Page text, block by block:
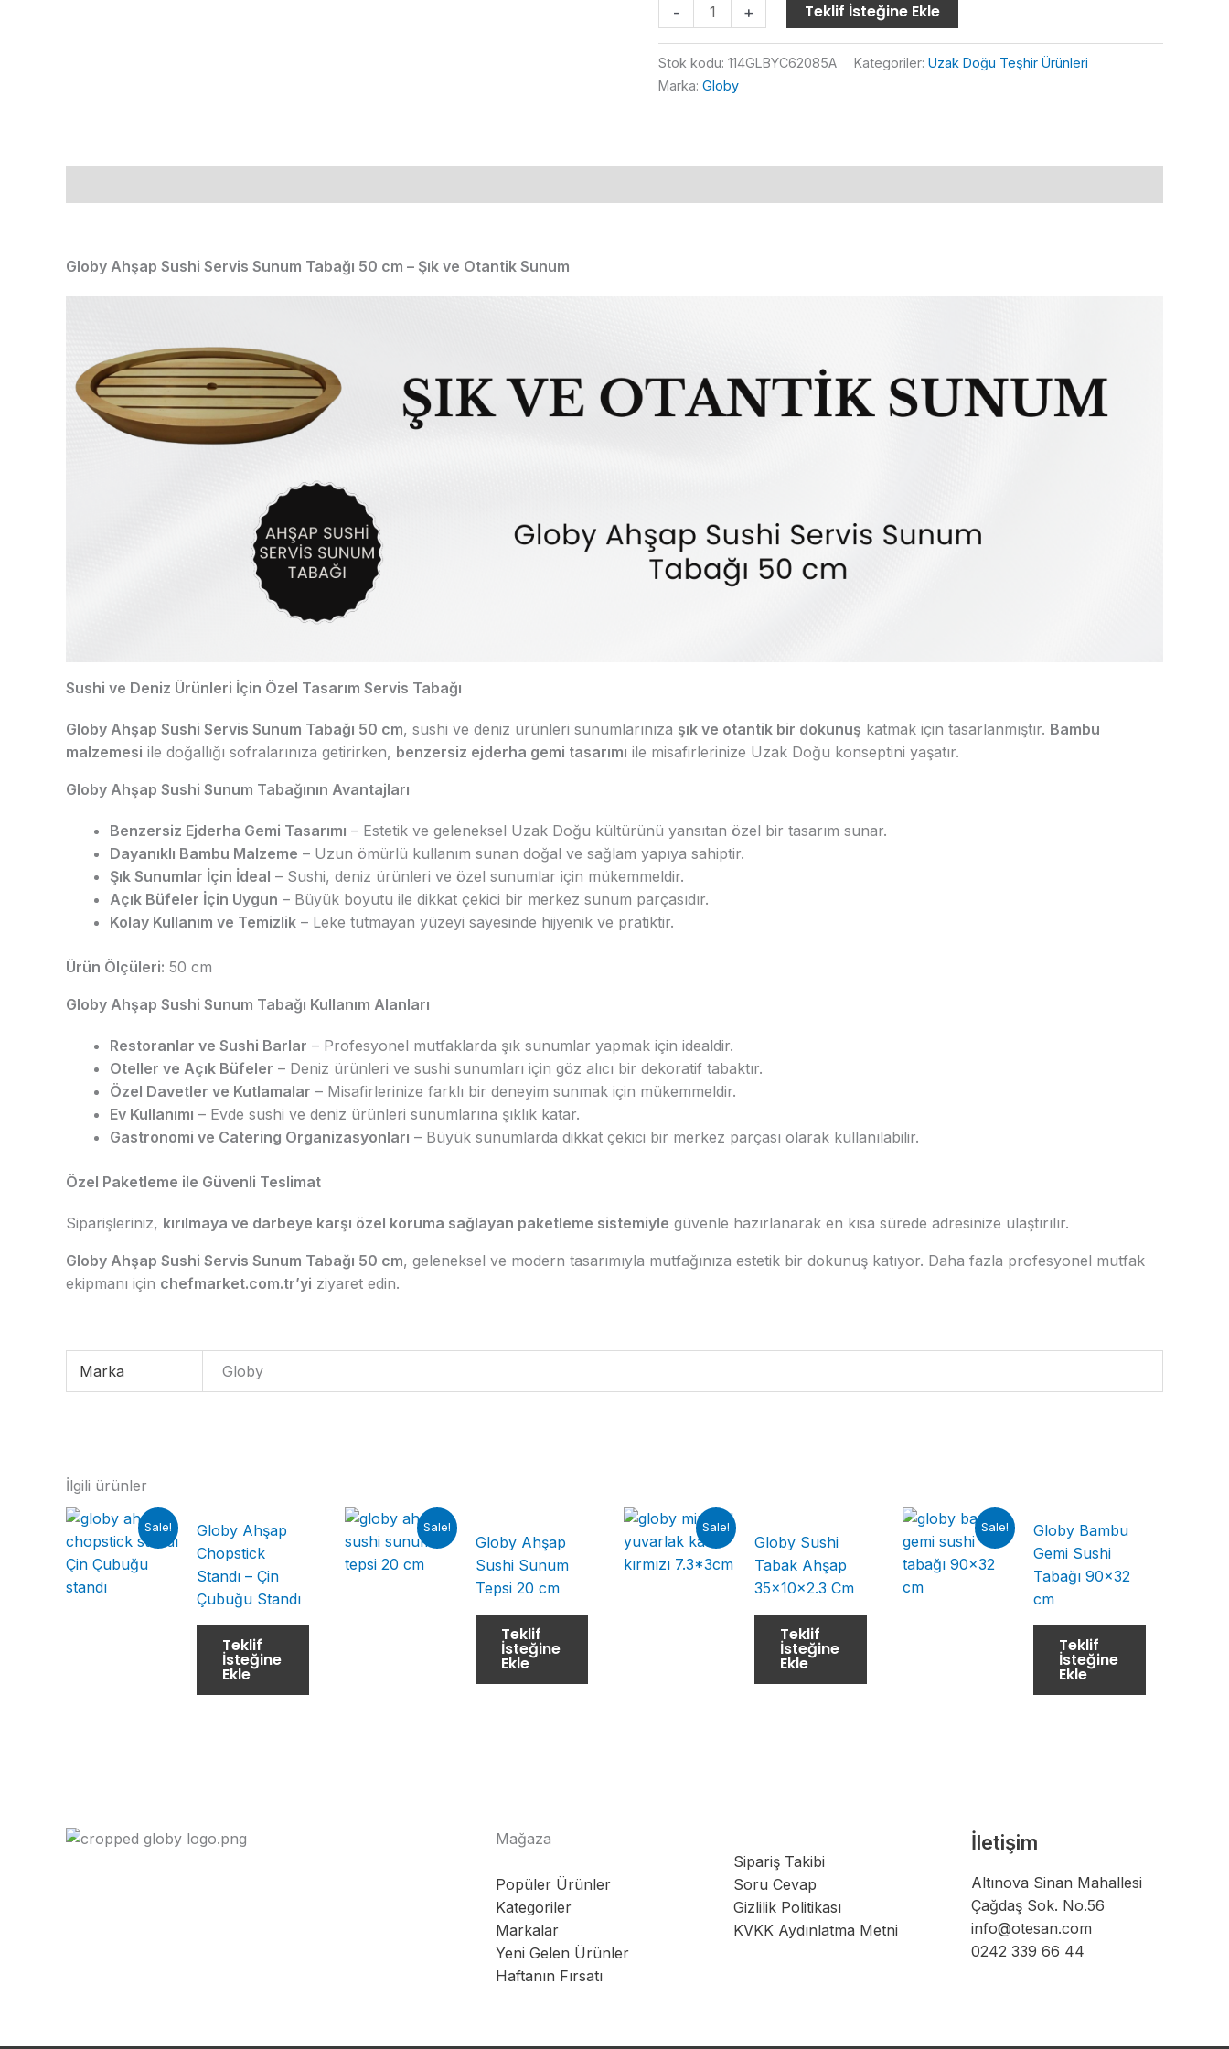
-
Ahşap
Servis
Sunum
cm
+ Teklif İsteğine Ekle
Stok kodu: 114GLBYC62085A Kategoriler: Uzak Doğu Teşhir Ürünleri
Marka: Globy
Globy Ahşap Sushi Servis Sunum Tabağı 50 cm – Şık ve Otantik Sunum
Sushi ve Deniz Ürünleri İçin Özel Tasarım Servis Tabağı
Globy Ahşap Sushi Servis Sunum Tabağı 50 cm, sushi ve deniz ürünleri sunumlarınıza şık ve otantik bir dokunuş katmak için tasarlanmıştır. Bambu
malzemesi ile doğallığı sofralarınıza getirirken, benzersiz ejderha gemi tasarımı ile misafirlerinize Uzak Doğu konseptini yaşatır.
Globy Ahşap Sushi Sunum Tabağının Avantajları
Benzersiz Ejderha Gemi Tasarımı – Estetik ve geleneksel Uzak Doğu kültürünü yansıtan özel bir tasarım sunar.
Dayanıklı Bambu Malzeme – Uzun ömürlü kullanım sunan doğal ve sağlam yapıya sahiptir.
Şık Sunumlar İçin İdeal – Sushi, deniz ürünleri ve özel sunumlar için mükemmeldir.
Açık Büfeler İçin Uygun – Büyük boyutu ile dikkat çekici bir merkez sunum parçasıdır.
Kolay Kullanım ve Temizlik – Leke tutmayan yüzeyi sayesinde hijyenik ve pratiktir.
Ürün Ölçüleri: 50 cm
Globy Ahşap Sushi Sunum Tabağı Kullanım Alanları
Restoranlar ve Sushi Barlar – Profesyonel mutfaklarda şık sunumlar yapmak için idealdir.
Oteller ve Açık Büfeler – Deniz ürünleri ve sushi sunumları için göz alıcı bir dekoratif tabaktır.
Özel Davetler ve Kutlamalar – Misafirlerinize farklı bir deneyim sunmak için mükemmeldir.
Ev Kullanımı – Evde sushi ve deniz ürünleri sunumlarına şıklık katar.
Gastronomi ve Catering Organizasyonları – Büyük sunumlarda dikkat çekici bir merkez parçası olarak kullanılabilir.
Özel Paketleme ile Güvenli Teslimat
Siparişleriniz, kırılmaya ve darbeye karşı özel koruma sağlayan paketleme sistemiyle güvenle hazırlanarak en kısa sürede adresinize ulaştırılır.
Globy Ahşap Sushi Servis Sunum Tabağı 50 cm, geleneksel ve modern tasarımıyla mutfağınıza estetik bir dokunuş katıyor. Daha fazla profesyonel mutfak
ekipmanı için chefmarket.com.tr’yi ziyaret edin.
Marka Globy
İlgili ürünler
Sale!
Globy Ahşap
Chopstick
Standı – Çin
Çubuğu Standı
Teklif
İsteğine
Ekle
Sale!
Globy Ahşap
Sushi Sunum
Tepsi 20 cm
Teklif
İsteğine
Ekle
Sale!
Globy Sushi
Tabak Ahşap
35x10x2.3 Cm
Teklif
İsteğine
Ekle
Sale!
Globy Bambu
Gemi Sushi
Tabağı 90×32
cm
Teklif
İsteğine
Ekle
Mağaza
Popüler Ürünler
Kategoriler
Markalar
Yeni Gelen Ürünler
Haftanın Fırsatı
Sipariş Takibi
Soru Cevap
Gizlilik Politikası
KVKK Aydınlatma Metni
İletişim
Altınova Sinan Mahallesi
Çağdaş Sok. No.56
info@otesan.com
0242 339 66 44